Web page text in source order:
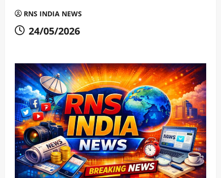
RNS INDIA NEWS
24/05/2026